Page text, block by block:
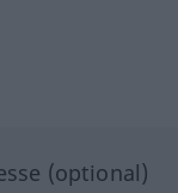
(optional)